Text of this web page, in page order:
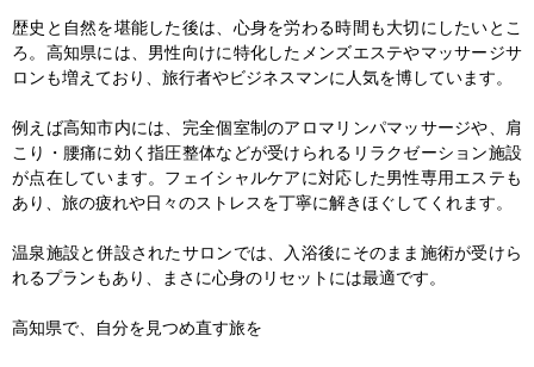
歴史と自然を堪能した後は、心身を労わる時間も大切にしたいとこ
ろ。高知県には、男性向けに特化したメンズエステやマッサージサ
ロンも増えており、旅行者やビジネスマンに人気を博しています。
例えば高知市内には、完全個室制のアロマリンパマッサージや、肩
こり・腰痛に効く指圧整体などが受けられるリラクゼーション施設
が点在しています。フェイシャルケアに対応した男性専用エステも
あり、旅の疲れや日々のストレスを丁寧に解きほぐしてくれます。
温泉施設と併設されたサロンでは、入浴後にそのまま施術が受けら
れるプランもあり、まさに心身のリセットには最適です。
高知県で、自分を見つめ直す旅を